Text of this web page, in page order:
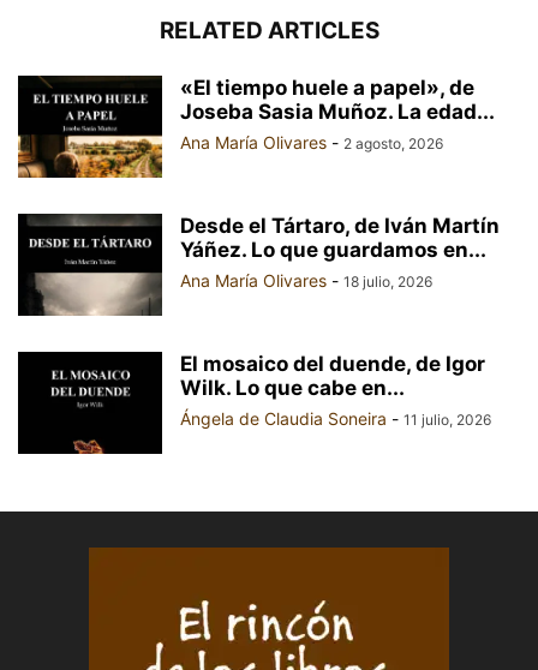
RELATED ARTICLES
«El tiempo huele a papel», de
Joseba Sasia Muñoz. La edad...
Ana María Olivares - 2 agosto, 2026
Desde el Tártaro, de Iván Martín
Yáñez. Lo que guardamos en...
Ana María Olivares - 18 julio, 2026
El mosaico del duende, de Igor
Wilk. Lo que cabe en...
Ángela de Claudia Soneira - 11 julio, 2026